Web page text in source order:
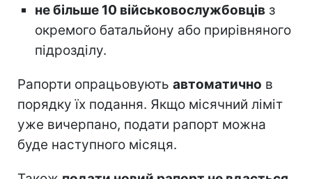
не більше 10 військовослужбовців з
окремого батальйону або прирівняного
підрозділу.
Рапорти опрацьовують автоматично в
порядку їх подання. Якщо місячний ліміт
уже вичерпано, подати рапорт можна
буде наступного місяця.